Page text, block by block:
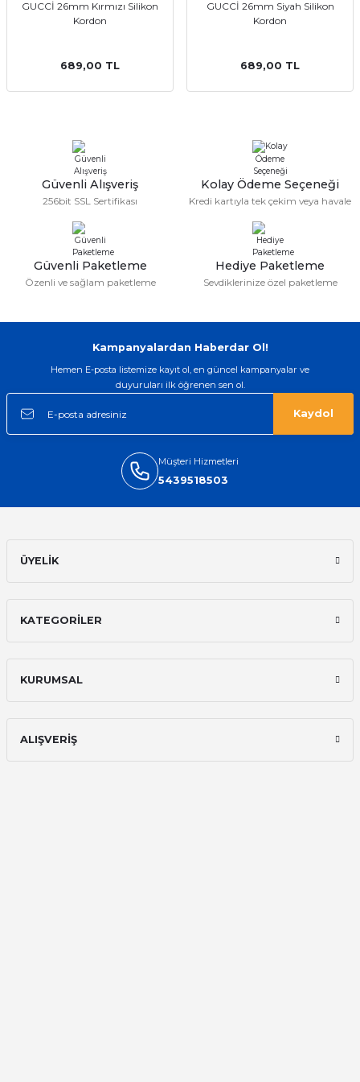
GUCCİ 26mm Kırmızı Silikon
Kordon
689,00 TL
GUCCİ 26mm Siyah Silikon
Kordon
689,00 TL
Güvenli Alışveriş
256bit SSL Sertifikası
Kolay Ödeme Seçeneği
Kredi kartıyla tek çekim veya havale
Güvenli Paketleme
Özenli ve sağlam paketleme
Hediye Paketleme
Sevdiklerinize özel paketleme
Kampanyalardan Haberdar Ol!
Hemen E-posta listemize kayıt ol, en güncel kampanyalar ve
duyuruları ilk öğrenen sen ol.
Kaydol
Müşteri Hizmetleri
5439518503
ÜYELİK
KATEGORİLER
KURUMSAL
ALIŞVERİŞ